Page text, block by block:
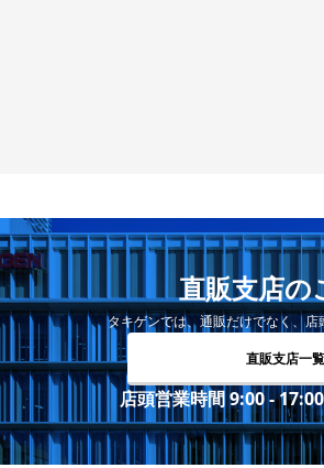
直販支店の
タキゲンでは、通販だけでなく、
直販支店一覧
店頭営業時間 9:00 -